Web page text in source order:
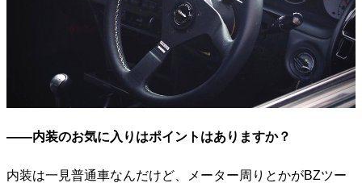
――内装のお気に入りはポイントはありますか？
内装は一見普通車なんだけど、メーター周りとかがBZツー